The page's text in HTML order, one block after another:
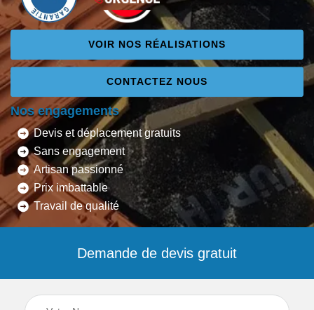
VOIR NOS RÉALISATIONS
CONTACTEZ NOUS
Nos engagements
Devis et déplacement gratuits
Sans engagement
Artisan passionné
Prix imbattable
Travail de qualité
Demande de devis gratuit